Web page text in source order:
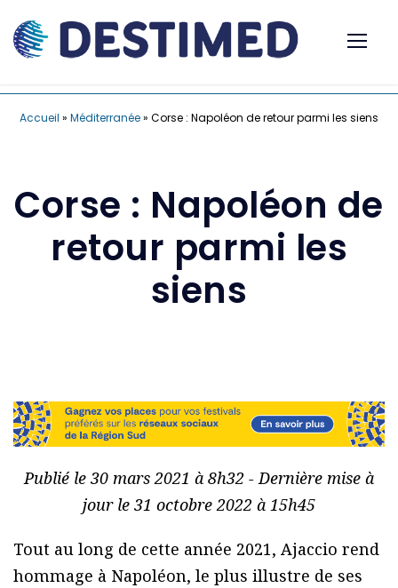
Accueil » Méditerranée» Corse : Napoléon de retour parmi les siens
Corse : Napoléon de
retour parmi les
siens
Publié le 30 mars 2021 à 8h32 - Dernière mise à
jour le 31 octobre 2022 à 15h45
Tout au long de cette année 2021, Ajaccio rend
hommage à Napoléon, le plus illustre de ses